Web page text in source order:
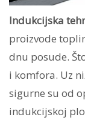
Indukcijska
proizvode
dnu posude.
i komfora. Uz
sigurne su od
indukcijskoj